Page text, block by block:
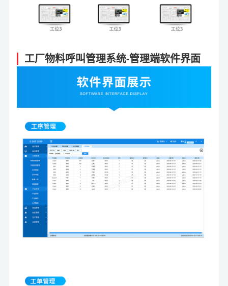
工厂物料呼叫管理系统-管理端软件界面